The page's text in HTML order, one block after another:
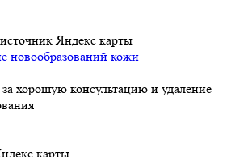
Яндекс карты
новообразований кожи
хорошую консультацию и удаление
карты